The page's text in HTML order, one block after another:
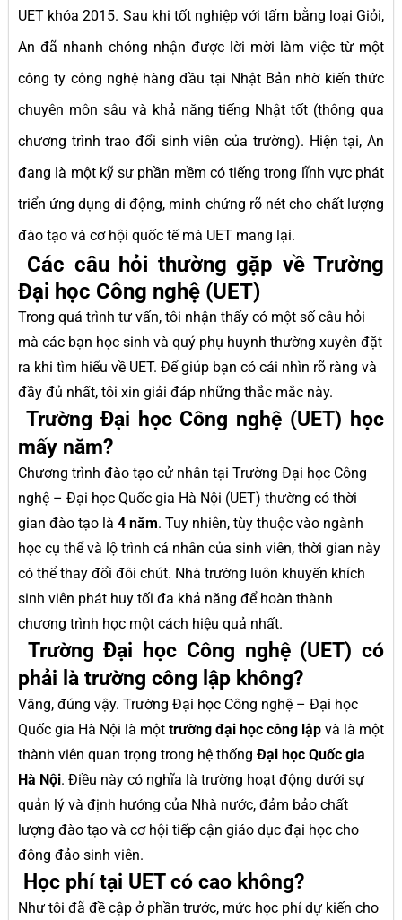
UET khóa 2015. Sau khi tốt nghiệp với tấm bằng loại Giỏi,
An đã nhanh chóng nhận được lời mời làm việc từ một
công ty công nghệ hàng đầu tại Nhật Bản nhờ kiến thức
chuyên môn sâu và khả năng tiếng Nhật tốt (thông qua
chương trình trao đổi sinh viên của trường). Hiện tại, An
đang là một kỹ sư phần mềm có tiếng trong lĩnh vực phát
triển ứng dụng di động, minh chứng rõ nét cho chất lượng
đào tạo và cơ hội quốc tế mà UET mang lại.
Các câu hỏi thường gặp về Trường
Đại học Công nghệ (UET)
Trong quá trình tư vấn, tôi nhận thấy có một số câu hỏi
mà các bạn học sinh và quý phụ huynh thường xuyên đặt
ra khi tìm hiểu về UET. Để giúp bạn có cái nhìn rõ ràng và
đầy đủ nhất, tôi xin giải đáp những thắc mắc này.
Trường Đại học Công nghệ (UET) học
mấy năm?
Chương trình đào tạo cử nhân tại Trường Đại học Công
nghệ – Đại học Quốc gia Hà Nội (UET) thường có thời
gian đào tạo là 4 năm. Tuy nhiên, tùy thuộc vào ngành
học cụ thể và lộ trình cá nhân của sinh viên, thời gian này
có thể thay đổi đôi chút. Nhà trường luôn khuyến khích
sinh viên phát huy tối đa khả năng để hoàn thành
chương trình học một cách hiệu quả nhất.
Trường Đại học Công nghệ (UET) có
phải là trường công lập không?
Vâng, đúng vậy. Trường Đại học Công nghệ – Đại học
Quốc gia Hà Nội là một trường đại học công lập và là một
thành viên quan trọng trong hệ thống Đại học Quốc gia
Hà Nội. Điều này có nghĩa là trường hoạt động dưới sự
quản lý và định hướng của Nhà nước, đảm bảo chất
lượng đào tạo và cơ hội tiếp cận giáo dục đại học cho
đông đảo sinh viên.
Học phí tại UET có cao không?
Như tôi đã đề cập ở phần trước, mức học phí dự kiến cho